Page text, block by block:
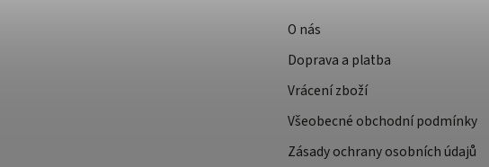
O nás
Doprava a platba
Vrácení zboží
Všeobecné obchodní podmínky
Zásady ochrany osobních údajů